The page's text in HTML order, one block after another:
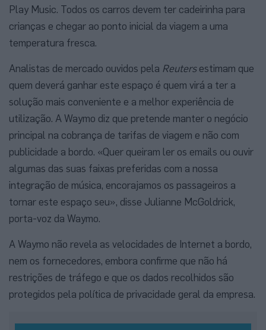
Play Music. Todos os carros devem ter cadeirinha para
crianças e chegar ao ponto inicial da viagem a uma
temperatura fresca.
Analistas de mercado ouvidos pela Reutersestimam que
quem deverá ganhar este espaço é quem virá a ter a
solução mais conveniente e a melhor experiência de
utilização. A Waymo diz que pretende manter o negócio
principal na cobrança de tarifas de viagem e não com
publicidade a bordo. «Quer queiram ler os emails ou ouvir
algumas das suas faixas preferidas com a nossa
integração de música, encorajamos os passageiros a
tornar este espaço seu», disse Julianne McGoldrick,
porta-voz da Waymo.
A Waymo não revela as velocidades de Internet a bordo,
nem os fornecedores, embora confirme que não há
restrições de tráfego e que os dados recolhidos são
protegidos pela política de privacidade geral da empresa.